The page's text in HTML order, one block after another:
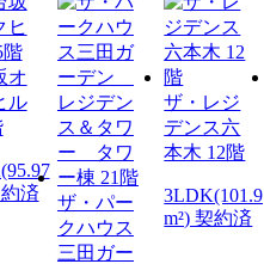
オ
ル
済
ザ・パー
クハウス
三田ガー
ザ・レジ
デンス六
本木 12階
3LDK(101.9
m²) 契約済